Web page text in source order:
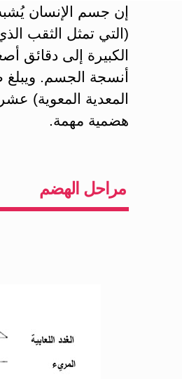
المقالة إن جسم الإنسان
(التي تمثل الثقب
الكبيرة إلى دقائق
أنسجة الجسم. ويبلغ
المعدية المعوية)
هضمية مهمة.
مراحل الهضم